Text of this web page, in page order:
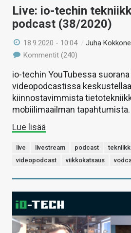
Live: io-techin
podcast (38/2020)
18.9.2020 - 10:04 /Juha
Kommentit (240)
io-techin YouTubessa
videopodcastissa
kiinnostavimmista
mobiilimaailman tapahtumista.
Lue lisää
live livestream podcast
videopodcast
viikkokatsaus